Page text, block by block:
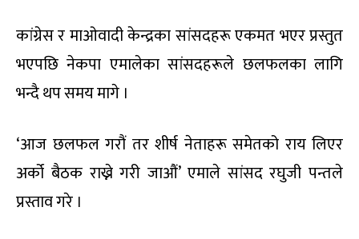
कांग्रेस र माओवादी केन्द्रका सांसदहरू एकमत भएर प्रस्तुत
भएपछि नेकपा एमालेका सांसदहरूले छलफलका लागि
भन्दै थप समय मागे ।
‘आज छलफल गरौं तर शीर्ष नेताहरू समेतको राय लिएर
अर्को बैठक राख्ने गरी जाऔं’ एमाले सांसद रघुजी पन्तले
प्रस्ताव गरे ।